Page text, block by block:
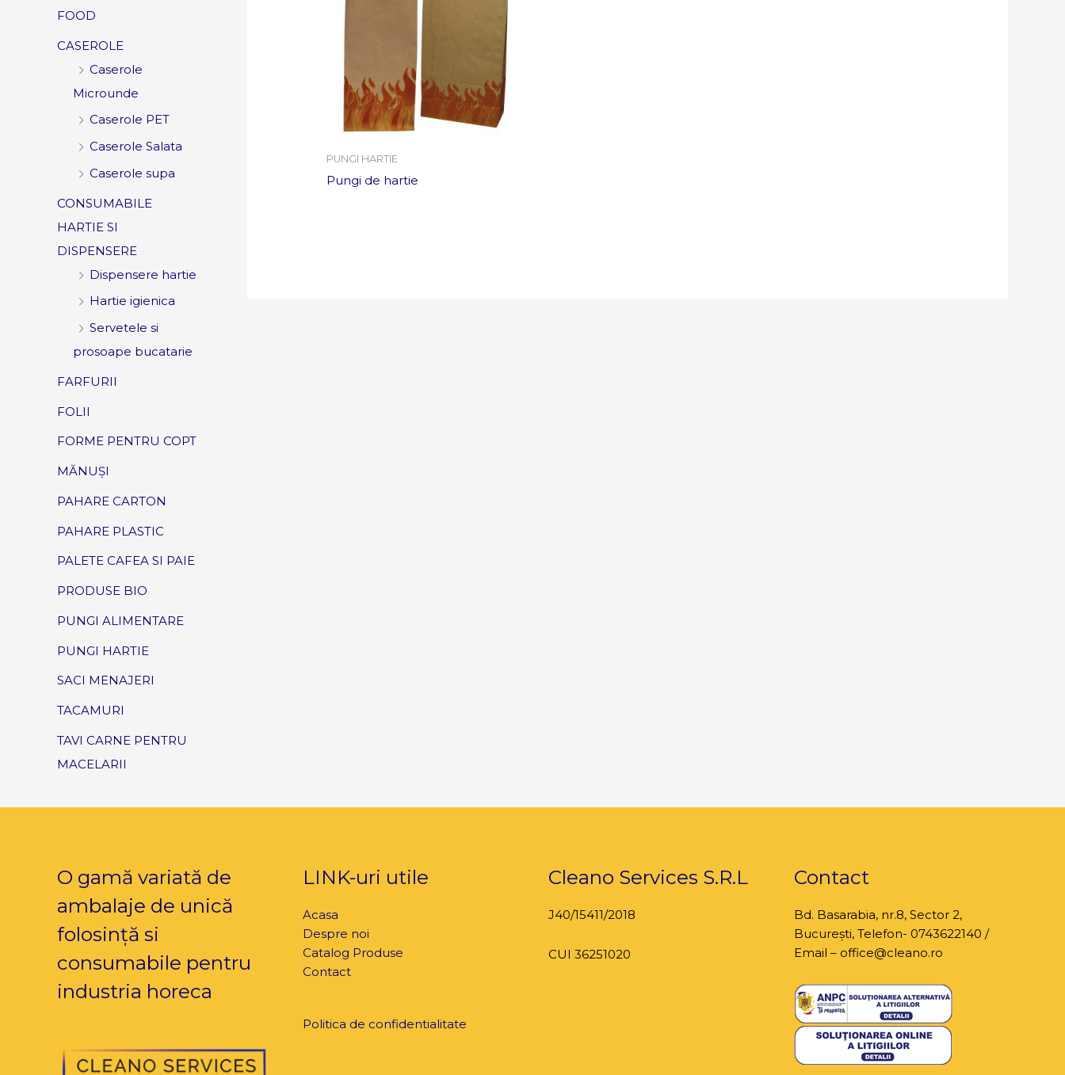
FOOD
CASEROLE
Caserole
Microunde
Caserole PET
Caserole Salata
Caserole supa
CONSUMABILE
HARTIE SI
DISPENSERE
Dispensere hartie
Hartie igienica
Servetele si
prosoape bucatarie
FARFURII
FOLII
FORME PENTRU COPT
MĂNUȘI
PAHARE CARTON
PAHARE PLASTIC
PALETE CAFEA SI PAIE
PRODUSE BIO
PUNGI ALIMENTARE
PUNGI HARTIE
SACI MENAJERI
TACAMURI
TAVI CARNE PENTRU
MACELARII
PUNGI HARTIE
Pungi de hartie
O gamă variată de
ambalaje de unică
folosință si
consumabile pentru
industria horeca
LINK-uri utile
Acasa
Despre noi
Catalog Produse
Contact
Politica de confidentialitate
Cleano Services S.R.L
J40/15411/2018
CUI 36251020
Contact
Bd. Basarabia, nr.8, Sector 2,
București, Telefon- 0743622140 /
Email – office@cleano.ro